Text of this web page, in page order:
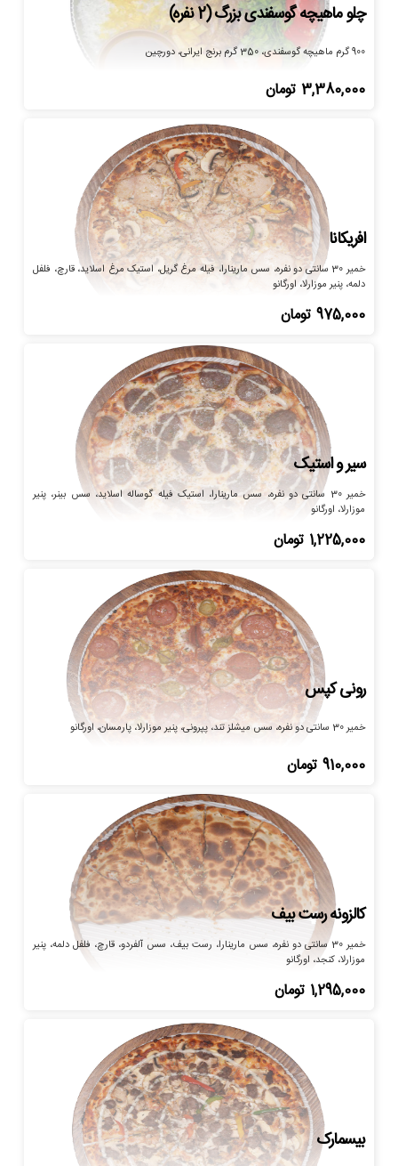
چلو ماهیچه گوسفندی بزرگ (2 نفره)
900 گرم ماهیچه گوسفندی، 350 گرم برنج ایرانی، دورچین
3,380,000 تومان
افریکانا
خمیر 30 سانتی دو نفره، سس مارینارا، فیله مرغ گریل، استیک مرغ اسلاید، قارچ، فلفل
دلمه، پنیر موزارلا، اورگانو
975,000 تومان
سیر و استیک
خمیر 30 سانتی دو نفره، سس مارینارا، استیک فیله گوساله اسلاید، سس بینر، پنیر
موزارلا، اورگانو
1,225,000 تومان
رونی کپس
خمیر 30 سانتی دو نفره، سس میشلز تند، پپرونی، پنیر موزارلا، پارمسان، اورگانو
910,000 تومان
کالزونه رست بیف
خمیر 30 سانتی دو نفره، سس مارینارا، رست بیف، سس آلفردو، قارچ، فلفل دلمه، پنیر
موزارلا، کنجد، اورگانو
1,295,000 تومان
بیسمارک